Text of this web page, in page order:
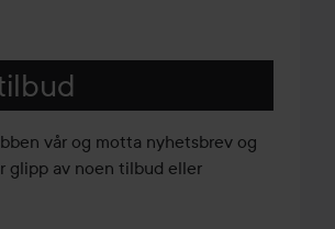
vår og motta nyhetsbrev og
glipp av noen tilbud eller